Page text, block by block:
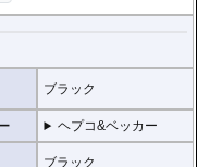
けるための位置決めガイド
定タイプの2種類をラインナ
だけます。
ットな簡易キャリアとなり
荷物を載せる場合に便利で
ブラック
ヘプコ&ベッカー
ブラック